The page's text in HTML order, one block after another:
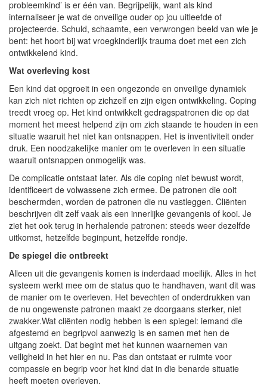
probleemkind’ is er één van. Begrijpelijk, want als kind
internaliseer je wat de onveilige ouder op jou uitleefde of
projecteerde. Schuld, schaamte, een verwrongen beeld van wie je
bent: het hoort bij wat vroegkinderlijk trauma doet met een zich
ontwikkelend kind.
Wat overleving kost
Een kind dat opgroeit in een ongezonde en onveilige dynamiek
kan zich niet richten op zichzelf en zijn eigen ontwikkeling. Coping
treedt vroeg op. Het kind ontwikkelt gedragspatronen die op dat
moment het meest helpend zijn om zich staande te houden in een
situatie waaruit het niet kan ontsnappen. Het is inventiviteit onder
druk. Een noodzakelijke manier om te overleven in een situatie
waaruit ontsnappen onmogelijk was.
De complicatie ontstaat later. Als die coping niet bewust wordt,
identificeert de volwassene zich ermee. De patronen die ooit
beschermden, worden de patronen die nu vastleggen. Cliënten
beschrijven dit zelf vaak als een innerlijke gevangenis of kooi. Je
ziet het ook terug in herhalende patronen: steeds weer dezelfde
uitkomst, hetzelfde beginpunt, hetzelfde rondje.
De spiegel die ontbreekt
Alleen uit die gevangenis komen is inderdaad moeilijk. Alles in het
systeem werkt mee om de status quo te handhaven, want dit was
de manier om te overleven. Het bevechten of onderdrukken van
de nu ongewenste patronen maakt ze doorgaans sterker, niet
zwakker.Wat cliënten nodig hebben is een spiegel: iemand die
afgestemd en begripvol aanwezig is en samen met hen de
uitgang zoekt. Dat begint met het kunnen waarnemen van
veiligheid in het hier en nu. Pas dan ontstaat er ruimte voor
compassie en begrip voor het kind dat in die benarde situatie
heeft moeten overleven.